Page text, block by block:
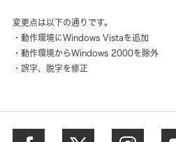
変更点は以下の通りです。
・動作環境にWindows Vistaを追加
・動作環境からWindows 2000を除外
・誤字、脱字を修正